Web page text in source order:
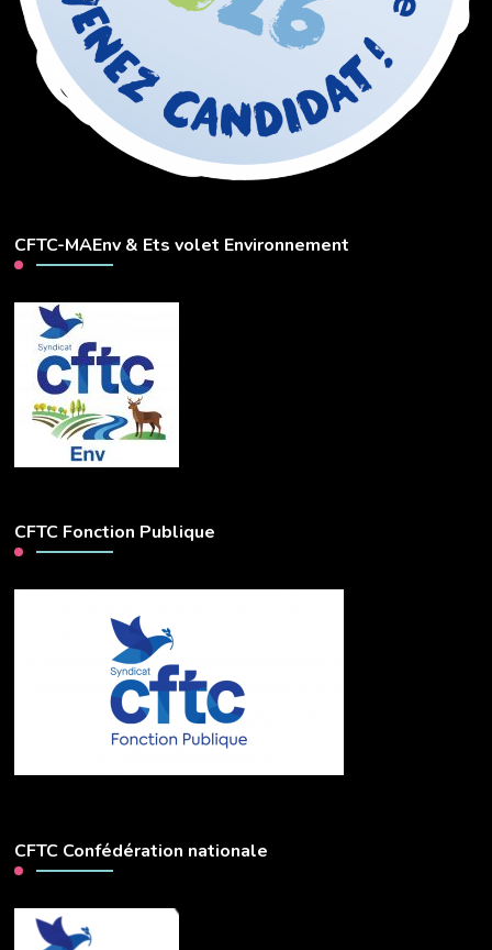
CFTC-MAEnv & Ets volet Environnement
CFTC Fonction Publique
CFTC Confédération nationale